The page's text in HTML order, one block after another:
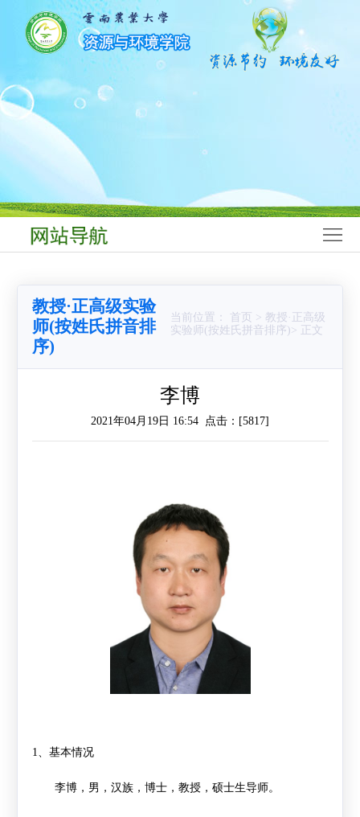
首
院
师
伍
建
科
研
教授·正高级实验
师(按姓氏拼音排
序)
当前位置： 首页 > 教授·正高级
实验师(按姓氏拼音排序)> 正文
李博
2021年04月19日 16:54 点击：[5817]
1 、基本情况
李博，男，汉族，博士，教授，硕士生导师。